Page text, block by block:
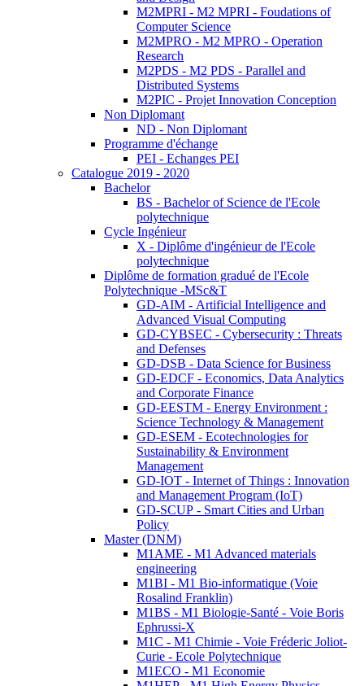
M2MPRI - M2 MPRI - Foudations of
Computer Science
M2MPRO - M2 MPRO - Operation
Research
M2PDS - M2 PDS - Parallel and
Distributed Systems
M2PIC - Projet Innovation Conception
Non Diplomant
ND - Non Diplomant
Programme d'échange
PEI - Echanges PEI
Catalogue 2019 - 2020
Bachelor
BS - Bachelor of Science de l'Ecole
polytechnique
Cycle Ingénieur
X - Diplôme d'ingénieur de l'Ecole
polytechnique
Diplôme de formation gradué de l'Ecole
Polytechnique -MSc&T
GD-AIM - Artificial Intelligence and
Advanced Visual Computing
GD-CYBSEC - Cybersecurity : Threats
and Defenses
GD-DSB - Data Science for Business
GD-EDCF - Economics, Data Analytics
and Corporate Finance
GD-EESTM - Energy Environment :
Science Technology & Management
GD-ESEM - Ecotechnologies for
Sustainability & Environment
Management
GD-IOT - Internet of Things : Innovation
and Management Program (IoT)
GD-SCUP - Smart Cities and Urban
Policy
Master (DNM)
M1AME - M1 Advanced materials
engineering
M1BI - M1 Bio-informatique (Voie
Rosalind Franklin)
M1BS - M1 Biologie-Santé - Voie Boris
Ephrussi-X
M1C - M1 Chimie - Voie Fréderic Joliot-
Curie - Ecole Polytechnique
M1ECO - M1 Economie